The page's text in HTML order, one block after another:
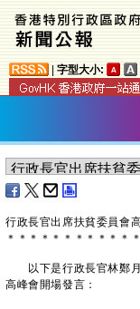
字型大小:
行政長官出席扶貧委員會
＊ ＊ ＊ ＊ ＊ ＊ ＊ ＊ ＊ ＊ ＊ ＊
以下是行政長官林鄭月
高峰會開場發言：